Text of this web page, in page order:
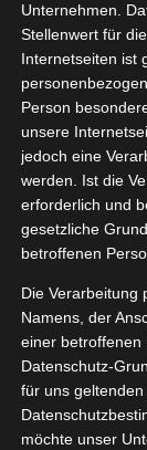
Gehe zu ...
07, 2021
Bento
& Technik
Unternehmen.
Stellenwert für
Internetseiten ist
Person
unsere
jedoch eine
werden. Ist die
erforderlich und
gesetzliche
betroffenen
Die Verarbeitung
Namens, der
einer betroffenen
Datenschutz-
für uns
möchte unser